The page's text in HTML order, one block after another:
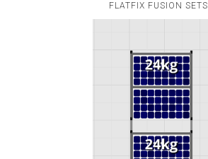
FLATFIX FUSION SETS